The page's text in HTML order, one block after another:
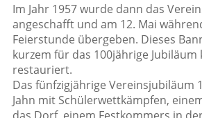
Im Jahr 1957 wurde dann das
angeschafft und am 12. Mai
Feierstunde übergeben. Dieses
kurzem für das 100jährige
restauriert.
Das fünfzigjährige Vereinsjubiläum
Jahn mit Schülerwettkämpfen,